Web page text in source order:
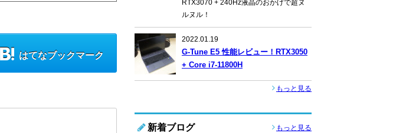
はてなブックマーク
RTX3070 + 240Hz液晶のおかげで超ヌ
ルヌル！
2022.01.19
G-Tune E5 性能レビュー！RTX3050
+ Core i7-11800H
もっと見る
新着ブログ もっと見る